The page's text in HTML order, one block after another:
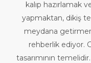
kalıp hazırlamak
yapmaktan, dikiş
meydana
rehberlik ediyor.
tasarımının